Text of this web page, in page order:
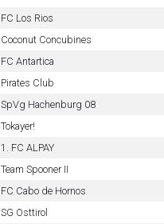
FC Los Rios
Coconut Concubines
FC Antartica
Pirates Club
SpVg Hachenburg 08
Tokayer!
1. FC ALPAY
Team Spooner II
FC Cabo de Hornos
SG Osttirol